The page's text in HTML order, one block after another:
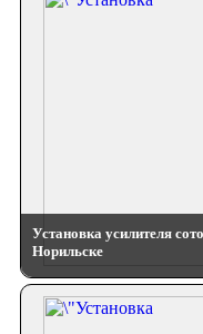
Установка усилителя
Норильске